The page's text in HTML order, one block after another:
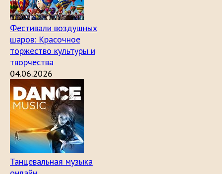
Фестивали воздушных
шаров: Красочное
торжество культуры и
творчества
04.06.2026
Танцевальная музыка